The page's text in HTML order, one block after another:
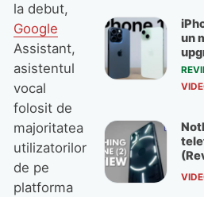
la debut,
Google
Assistant,
asistentul
vocal
folosit de
majoritatea
utilizatorilor
de pe
platforma
un